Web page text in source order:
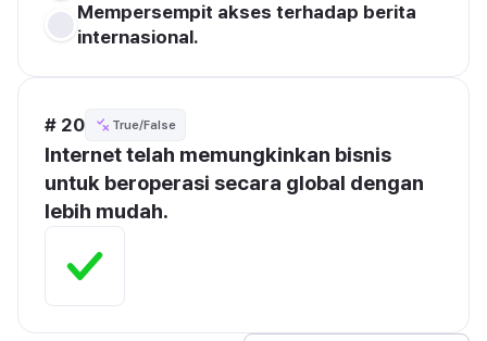
Mempersempit akses terhadap berita
internasional.
# 20 True/False
Internet telah memungkinkan bisnis
untuk beroperasi secara global dengan
lebih mudah.